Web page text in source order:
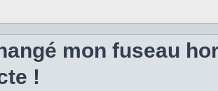
mon fuseau
!